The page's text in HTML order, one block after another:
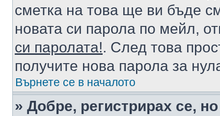
сметка на това ще ви бъде
новата си парола по мейл,
си паролата!. След това
получите нова парола за
Върнете се в началото
» Добре, регистрирах се,